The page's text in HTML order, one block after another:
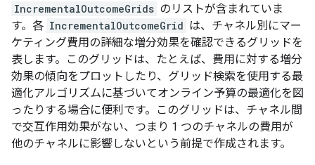
IncrementalOutcomeGrids のリストが含まれていま
す。各 IncrementalOutcomeGrid は、チャネル別にマー
ケティング費用の詳細な増分効果を確認できるグリッドを
表します。このグリッドは、たとえば、費用に対する増分
効果の傾向をプロットしたり、グリッド検索を使用する最
適化アルゴリズムに基づいてオンライン予算の最適化を図
ったりする場合に便利です。このグリッドは、チャネル間
で交互作用効果がない、つまり 1 つのチャネルの費用が
他のチャネルに影響しないという前提で作成されます。